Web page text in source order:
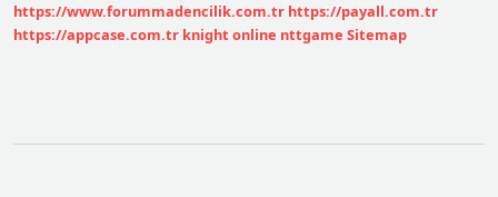
https://www.forummadencilik.com.tr https://payall.com.tr
https://appcase.com.tr knight online nttgame Sitemap